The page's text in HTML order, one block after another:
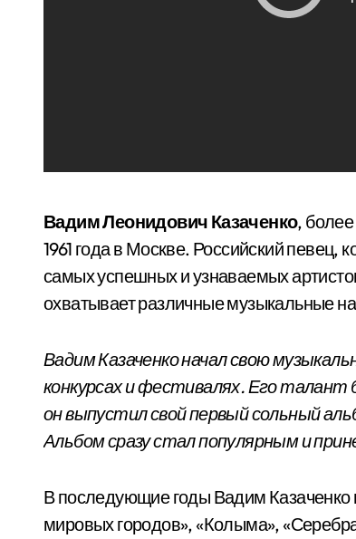
Вадим Леонидович Казаченко,
1961 года в Москве. Российский певец,
самых успешных и узнаваемых
охватывает различные музыкальные
Вадим Казаченко начал свою
конкурсах и фестивалях. Его талант
он выпустил свой первый сольный
Альбом сразу стал популярным и
В последующие годы Вадим
мировых городов», «Колыма»,